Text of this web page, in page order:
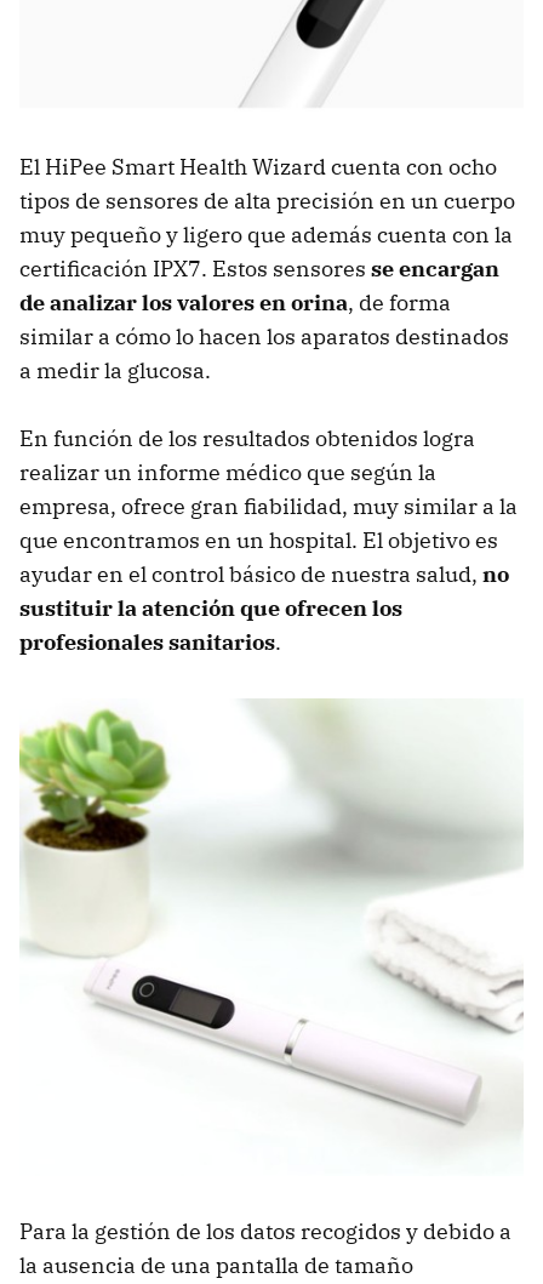
El HiPee Smart Health Wizard cuenta con ocho
tipos de sensores de alta precisión en un cuerpo
muy pequeño y ligero que además cuenta con la
certificación IPX7. Estos sensores se encargan
de analizar los valores en orina, de forma
similar a cómo lo hacen los aparatos destinados
a medir la glucosa.
En función de los resultados obtenidos logra
realizar un informe médico que según la
empresa, ofrece gran fiabilidad, muy similar a la
que encontramos en un hospital. El objetivo es
ayudar en el control básico de nuestra salud, no
sustituir la atención que ofrecen los
profesionales sanitarios.
Para la gestión de los datos recogidos y debido a
la ausencia de una pantalla de tamaño